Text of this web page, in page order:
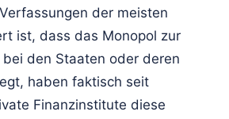
der meisten
ist, dass das Monopol zur
den Staaten oder deren
haben faktisch seit
Finanzinstitute diese